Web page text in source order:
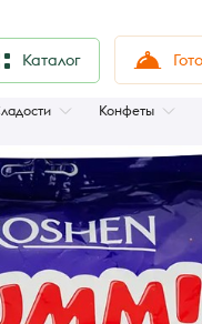
Каталог
Конфеты